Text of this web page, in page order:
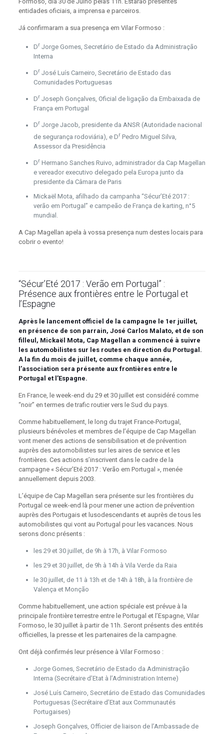
entidades oficiais, a imprensa e parceiros.
Já confirmaram a sua presença em Vilar Formoso :
Dr Jorge Gomes, Secretário de Estado da Administração
Interna
Dr José Luís Carneiro, Secretário de Estado das
Comunidades Portuguesas
Dr Joseph Gonçalves, Oficial de ligação da Embaixada de
França em Portugal
Dr Jorge Jacob, presidente da ANSR (Autoridade nacional
de segurança rodoviária), e Dr Pedro Miguel Silva,
Assessor da Presidência
Dr Hermano Sanches Ruivo, administrador da Cap Magellan
e vereador executivo delegado pela Europa junto da
presidente da Câmara de Paris
Mickaël Mota, afilhado da campanha “Sécur’Eté 2017 :
verão em Portugal” e campeão de França de karting, n°5
mundial.
A Cap Magellan apela à vossa presença num destes locais para
cobrir o evento!
“Sécur’Eté 2017 : Verão em Portugal” :
Présence aux frontières entre le Portugal et
l’Espagne
Après le lancement officiel de la campagne le 1er juillet,
en présence de son parrain, José Carlos Malato, et de son
filleul, Mickaël Mota, Cap Magellan a commencé à suivre
les automobilistes sur les routes en direction du Portugal.
A la fin du mois de juillet, comme chaque année,
l’association sera présente aux frontières entre le
Portugal et l’Espagne.
En France, le week-end du 29 et 30 juillet est considéré comme
“noir” en termes de trafic routier vers le Sud du pays.
Comme habituellement, le long du trajet France-Portugal,
plusieurs bénévoles et membres de l’équipe de Cap Magellan
vont mener des actions de sensibilisation et de prévention
auprès des automobilistes sur les aires de service et les
frontières. Ces actions s’inscrivent dans le cadre de la
campagne « Sécur’Eté 2017 : Verão em Portugal », menée
annuellement depuis 2003.
L’équipe de Cap Magellan sera présente sur les frontières du
Portugal ce week-end là pour mener une action de prévention
auprès des Portugais et lusodescendants et auprès de tous les
automobilistes qui vont au Portugal pour les vacances. Nous
serons donc présents :
les 29 et 30 juillet, de 9h à 17h, à Vilar Formoso
les 29 et 30 juillet, de 9h à 14h à Vila Verde da Raia
le 30 juillet, de 11 à 13h et de 14h à 18h, à la frontière de
Valença et Monção
Comme habituellement, une action spéciale est prévue à la
principale frontière terrestre entre le Portugal et l’Espagne, Vilar
Formoso, le 30 juillet à partir de 11h. Seront présents des entités
officielles, la presse et les partenaires de la campagne.
Ont déjà confirmés leur présence à Vilar Formoso :
Jorge Gomes, Secretário de Estado da Administração
Interna (Secrétaire d’Etat à l’Administration Interne)
José Luís Carneiro, Secretário de Estado das Comunidades
Portuguesas (Secrétaire d’Etat aux Communautés
Portugaises)
Joseph Gonçalves, Officier de liaison de l’Ambassade de